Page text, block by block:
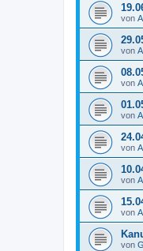
von
von
von
von
von
von
von
von